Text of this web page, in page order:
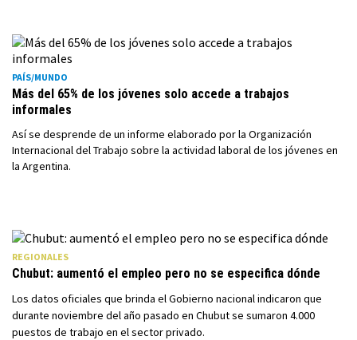
PAÍS/MUNDO
Más del 65% de los jóvenes solo accede a trabajos
informales
Así se desprende de un informe elaborado por la Organización
Internacional del Trabajo sobre la actividad laboral de los jóvenes en
la Argentina.
REGIONALES
Chubut: aumentó el empleo pero no se especifica dónde
Los datos oficiales que brinda el Gobierno nacional indicaron que
durante noviembre del año pasado en Chubut se sumaron 4.000
puestos de trabajo en el sector privado.